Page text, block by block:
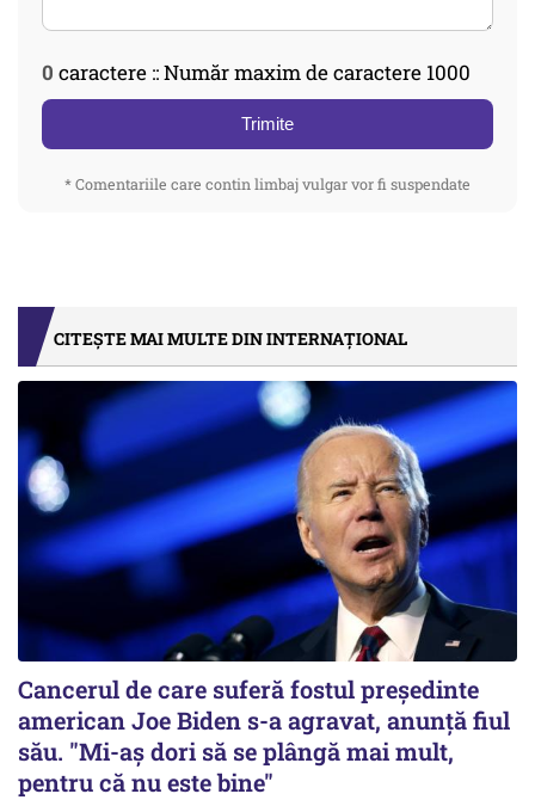
0 caractere :: Număr maxim de caractere 1000
Trimite
* Comentariile care contin limbaj vulgar vor fi suspendate
CITEȘTE MAI MULTE DIN INTERNAȚIONAL
Cancerul de care suferă fostul preşedinte
american Joe Biden s-a agravat, anunță fiul
său. "Mi-aș dori să se plângă mai mult,
pentru că nu este bine"